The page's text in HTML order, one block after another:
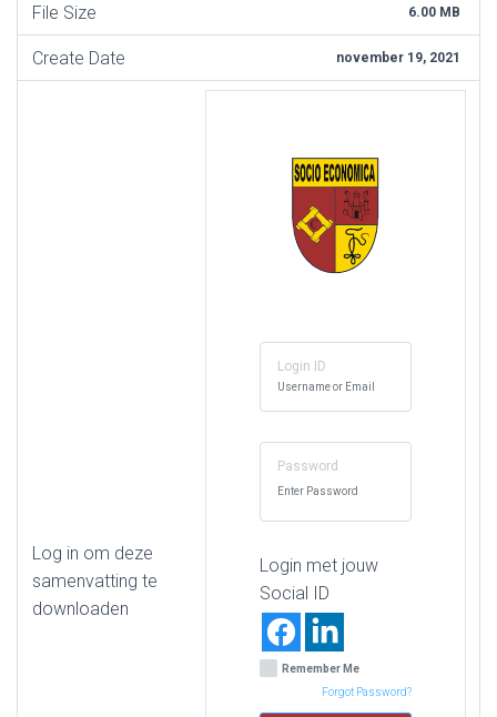
File Size 6.00 MB
Create Date november 19, 2021
Log in om deze
samenvatting te
downloaden
Login ID
Password
Login met jouw
Social ID
Remember Me
Forgot Password?